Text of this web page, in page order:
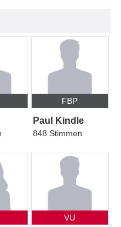
FBP
Paul Kindle
848 Stimmen
VU